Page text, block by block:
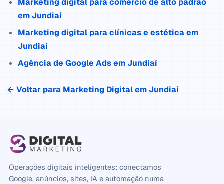
Marketing digital para comércio de alto padrão
em Jundiaí
Marketing digital para clínicas e estética em
Jundiaí
Agência de Google Ads em Jundiaí
← Voltar para Marketing Digital em Jundiaí
Operações digitais inteligentes: conectamos
Google, anúncios, sites, IA e automação numa